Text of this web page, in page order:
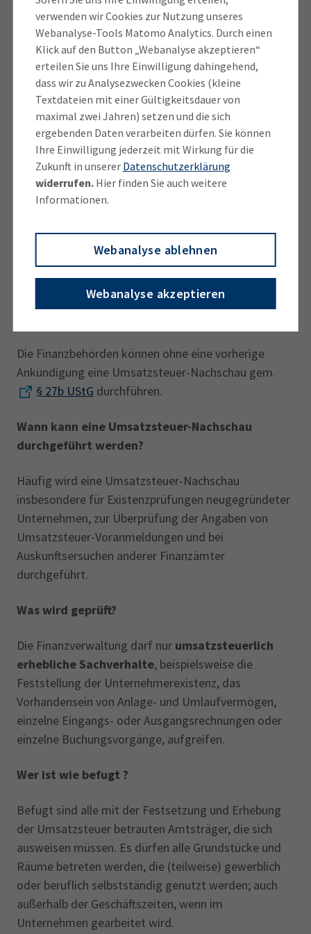
verwenden wir Cookies zur Nutzung unseres
Webanalyse-Tools Matomo Analytics. Durch einen
Klick auf den Button „Webanalyse akzeptieren“
erteilen Sie uns Ihre Einwilligung dahingehend,
dass wir zu Analysezwecken Cookies (kleine
Textdateien mit einer Gültigkeitsdauer von
maximal zwei Jahren) setzen und die sich
ergebenden Daten verarbeiten dürfen. Sie können
Ihre Einwilligung jederzeit mit Wirkung für die
Zukunft in unserer Datenschutzerklärung
widerrufen.Hier finden Sie auch weitere
Informationen.
Webanalyse ablehnen
Webanalyse akzeptieren
Was ist die Umsatzsteuer-Nachschau?
Bereits zum 1. Januar 2002 wurde die Umsatzsteuer-
Nachschau mit dem
Steuerverkürzungsbekämpfungsgesetz ins
Umsatzsteuerrecht integriert und dient als
Instrument zur Bekämpfung des
Umsatzsteuerbetrugs. Im Gegensatz zur
Außenprüfung findet sie ohne vorherige Ankündigung
und außerhalb einer Außenprüfung statt. Sie stellt ein
Sachverhalten dar, die für die Festsetzung und
Erhebung der Umsatzsteuer erheblich sein können.
Rechtsgrundlage: § 27b UStG
Die Finanzbehörden können ohne eine vorherige
Ankündigung eine Umsatzsteuer-Nachschau gem.
§ 27b UStG durchführen.
Wann kann eine Umsatzsteuer-Nachschau
durchgeführt werden?
Häufig wird eine Umsatzsteuer-Nachschau
insbesondere für Existenzprüfungen neugegründeter
Unternehmen, zur Überprüfung der Angaben von
Umsatzsteuer-Voranmeldungen und bei
Auskunftsersuchen anderer Finanzämter
durchgeführt.
Was wird geprüft?
Die Finanzverwaltung darf nur umsatzsteuerlich
erhebliche Sachverhalte, beispielsweise die
Feststellung der Unternehmerexistenz, das
Vorhandensein von Anlage- und Umlaufvermögen,
einzelne Eingangs- oder Ausgangsrechnungen oder
einzelne Buchungsvorgänge, aufgreifen.
Wer ist wie befugt ?
Befugt sind alle mit der Festsetzung und Erhebung
der Umsatzsteuer betrauten Amtsträger, die sich
ausweisen müssen. Es dürfen alle Grundstücke und
Räume betreten werden, die (teilweise) gewerblich
oder beruflich selbstständig genutzt werden; auch
außerhalb der Geschäftszeiten, wenn im
Unternehmen gearbeitet wird.